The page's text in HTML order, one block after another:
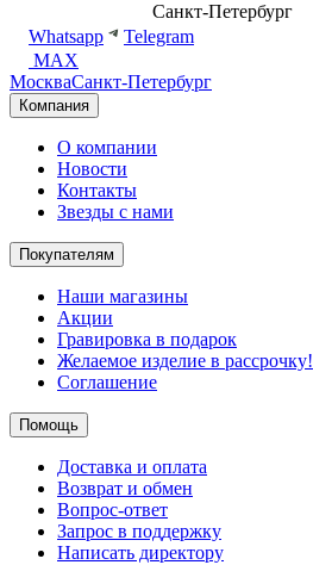
Санкт-Петербург
Whatsapp
Telegram
MAX
МоскваСанкт-Петербург
Компания
О компании
Новости
Контакты
Звезды с нами
Покупателям
Наши магазины
Акции
Гравировка в подарок
Желаемое изделие в рассрочку!
Соглашение
Помощь
Доставка и оплата
Возврат и обмен
Вопрос-ответ
Запрос в поддержку
Написать директору